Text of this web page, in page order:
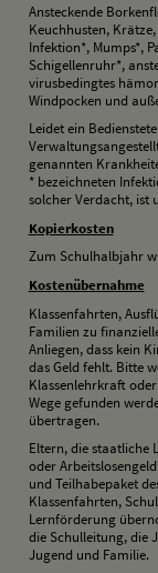
Ansteckende
Keuchhusten,
Infektion*, Mumps*,
Schigellenruhr*,
virusbedingtes
Windpocken und
Leidet ein
genannten
* bezeichneten
solcher Verdacht, ist
Kopierkosten
Zum Schulhalbjahr
Kostenübernahme
Klassenfahrten,
Familien zu
Anliegen, dass kein
das Geld fehlt. Bitte
Klassenlehrkraft
Wege gefunden
übertragen.
Eltern, die staatliche
oder
und Teilhabepaket
Klassenfahrten,
Lernförderung
die Schulleitung, die
Jugend und Familie.